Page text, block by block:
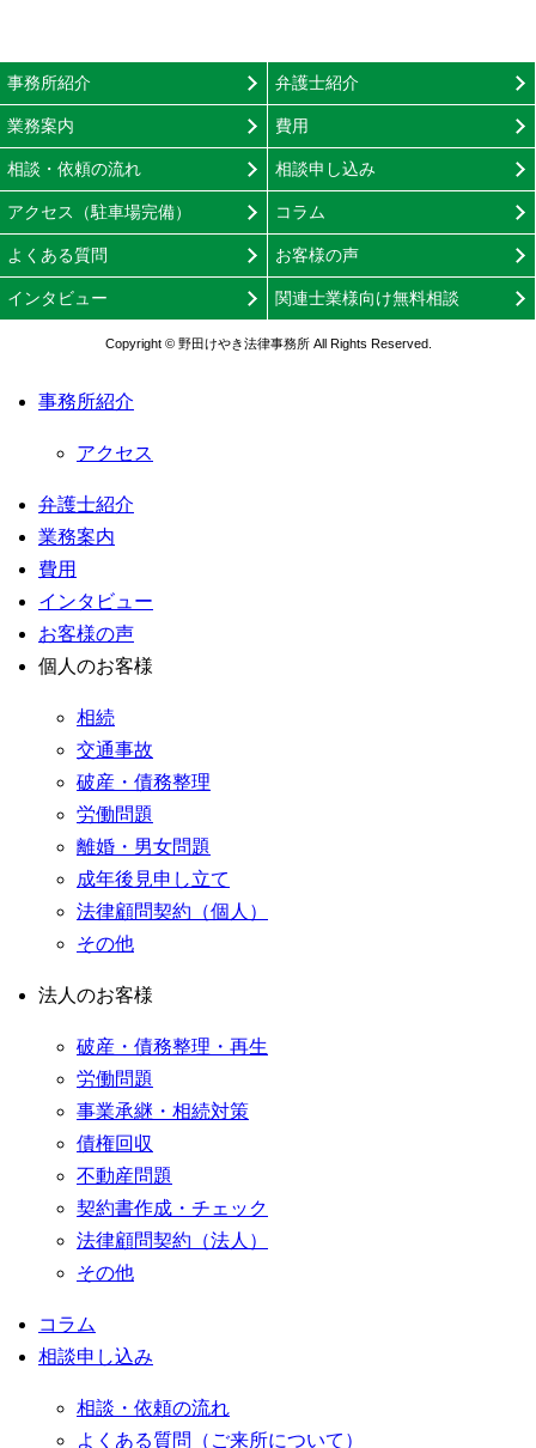
事務所紹介 弁護士紹介
業務案内 費用
相談・依頼の流れ 相談申し込み
アクセス（駐車場完備） コラム
よくある質問 お客様の声
インタビュー 関連士業様向け無料相談
Copyright © 野田けやき法律事務所 All Rights Reserved.
事務所紹介
アクセス
弁護士紹介
業務案内
費用
インタビュー
お客様の声
個人のお客様
相続
交通事故
破産・債務整理
労働問題
離婚・男女問題
成年後見申し立て
法律顧問契約（個人）
その他
法人のお客様
破産・債務整理・再生
労働問題
事業承継・相続対策
債権回収
不動産問題
契約書作成・チェック
法律顧問契約（法人）
その他
コラム
相談申し込み
相談・依頼の流れ
よくある質問（ご来所について）